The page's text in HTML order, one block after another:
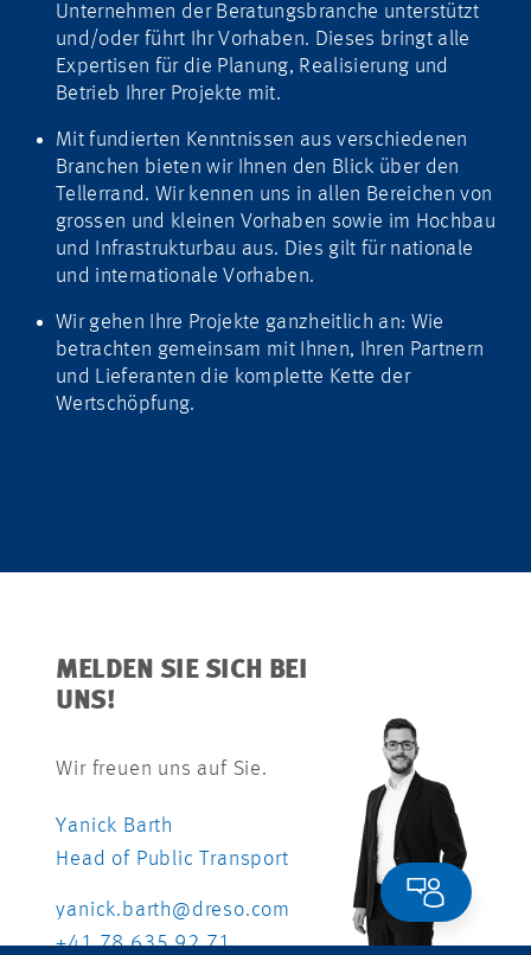
Unternehmen der Beratungsbranche unterstützt
und/oder führt Ihr Vorhaben. Dieses bringt alle
Expertisen für die Planung, Realisierung und
Betrieb Ihrer Projekte mit.
Mit fundierten Kenntnissen aus verschiedenen
Branchen bieten wir Ihnen den Blick über den
Tellerrand. Wir kennen uns in allen Bereichen von
grossen und kleinen Vorhaben sowie im Hochbau
und Infrastrukturbau aus. Dies gilt für nationale
und internationale Vorhaben.
Wir gehen Ihre Projekte ganzheitlich an: Wie
betrachten gemeinsam mit Ihnen, Ihren Partnern
und Lieferanten die komplette Kette der
Wertschöpfung.
MELDEN SIE SICH BEI
UNS!
Wir freuen uns auf Sie.
Yanick Barth
Head of Public Transport
yanick.barth@dreso.com
+41 78 635 92 71